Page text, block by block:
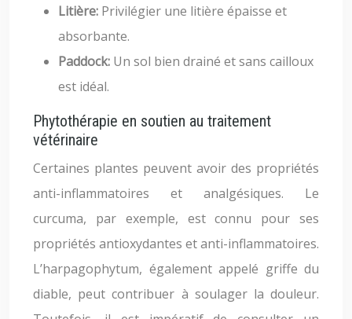
Litière: Privilégier une litière épaisse et
absorbante.
Paddock: Un sol bien drainé et sans cailloux
est idéal.
Phytothérapie en soutien au traitement
vétérinaire
Certaines plantes peuvent avoir des propriétés
anti-inflammatoires et analgésiques. Le
curcuma, par exemple, est connu pour ses
propriétés antioxydantes et anti-inflammatoires.
L’harpagophytum, également appelé griffe du
diable, peut contribuer à soulager la douleur.